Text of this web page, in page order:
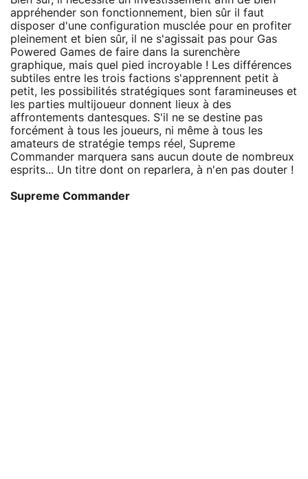
appréhender son fonctionnement, bien sûr il faut
disposer d'une configuration musclée pour en profiter
pleinement et bien sûr, il ne s'agissait pas pour Gas
Powered Games de faire dans la surenchère
graphique, mais quel pied incroyable ! Les différences
subtiles entre les trois factions s'apprennent petit à
petit, les possibilités stratégiques sont faramineuses et
les parties multijoueur donnent lieux à des
affrontements dantesques. S'il ne se destine pas
forcément à tous les joueurs, ni même à tous les
amateurs de stratégie temps réel, Supreme
Commander marquera sans aucun doute de nombreux
esprits... Un titre dont on reparlera, à n'en pas douter !
Supreme Commander